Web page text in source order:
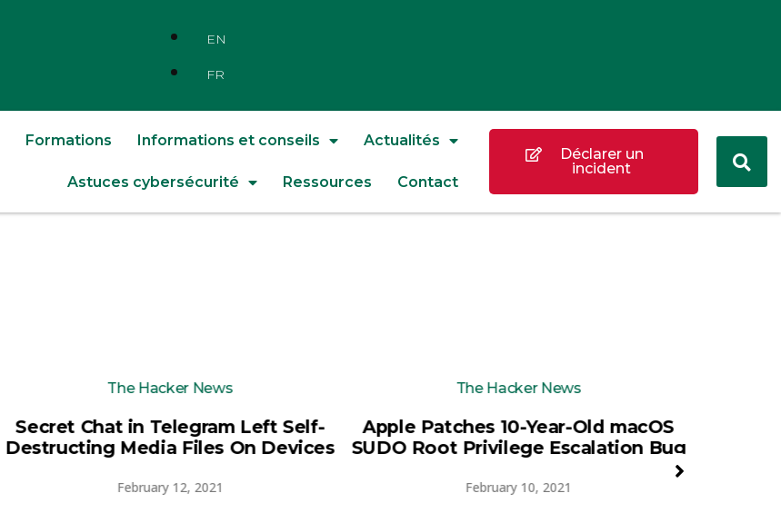
EN
FR
Formations Informations et conseils Actualités
Astuces cybersécurité Ressources Contact
Déclarer un
incident
The Hacker News
Secret Chat in Telegram Left Self-
Destructing Media Files On Devices
February 12, 2021
The Hacker News
Apple Patches 10-Year-Old macOS
SUDO Root Privilege Escalation Bug
February 10, 2021